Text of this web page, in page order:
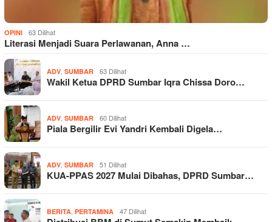
OPINI 63 Dilihat
Literasi Menjadi Suara Perlawanan, Anna …
ADV SUMBAR 63 Dilihat
Wakil Ketua DPRD Sumbar Iqra Chissa Doro…
ADV SUMBAR 60 Dilihat
Piala Bergilir Evi Yandri Kembali Digela…
ADV SUMBAR 51 Dilihat
KUA-PPAS 2027 Mulai Dibahas, DPRD Sumbar…
BERITA PERTAMINA 47 Dilihat